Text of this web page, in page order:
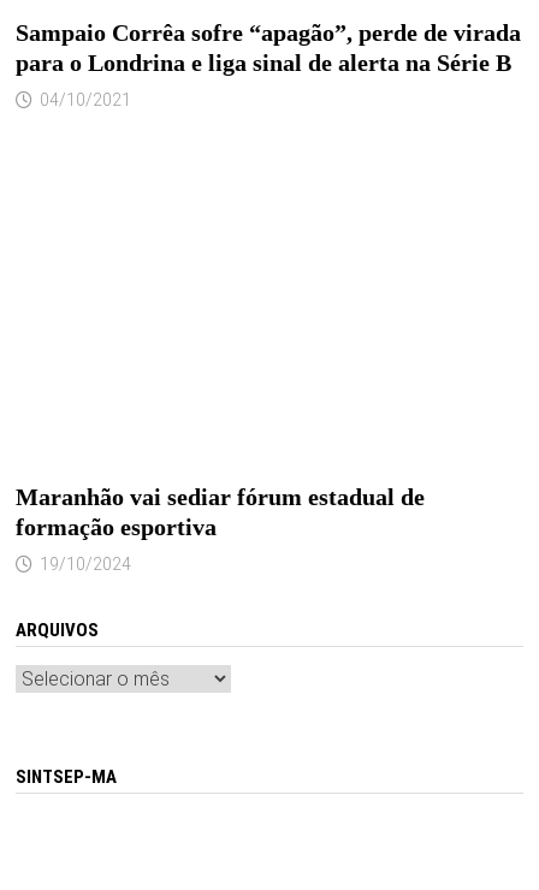
Sampaio Corrêa sofre “apagão”, perde de virada
para o Londrina e liga sinal de alerta na Série B
04/10/2021
Maranhão vai sediar fórum estadual de
formação esportiva
19/10/2024
ARQUIVOS
Arquivos
SINTSEP-MA